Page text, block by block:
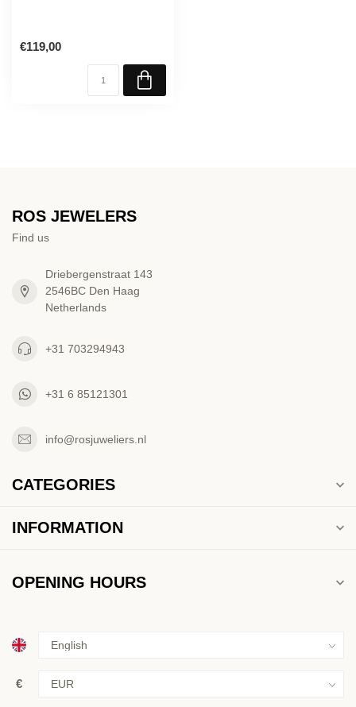
€119,00
ROS JEWELERS
Find us
Driebergenstraat 143
2546BC Den Haag
Netherlands
+31 703294943
+31 6 85121301
info@rosjuweliers.nl
CATEGORIES
INFORMATION
OPENING HOURS
€